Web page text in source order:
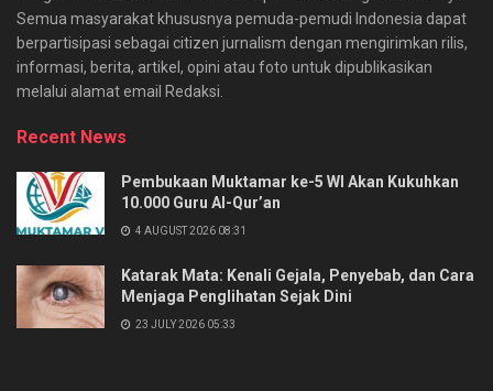
Semua masyarakat khususnya pemuda-pemudi Indonesia dapat
berpartisipasi sebagai citizen jurnalism dengan mengirimkan rilis,
informasi, berita, artikel, opini atau foto untuk dipublikasikan
melalui alamat email Redaksi.
Recent News
Pembukaan Muktamar ke-5 WI Akan Kukuhkan
10.000 Guru Al-Qur’an
4 AUGUST 2026 08:31
Katarak Mata: Kenali Gejala, Penyebab, dan Cara
Menjaga Penglihatan Sejak Dini
23 JULY 2026 05:33